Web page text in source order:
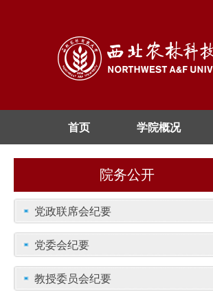
首页 学院概况
院务公开
党政联席会纪要
党委会纪要
教授委员会纪要